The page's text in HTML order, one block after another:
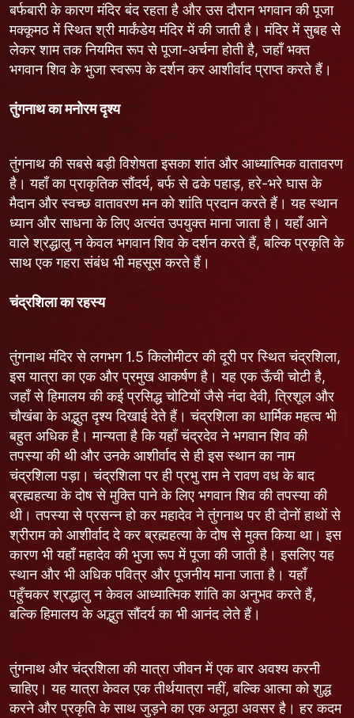
बर्फबारी के कारण मंदिर बंद रहता है और उस दौरान भगवान की पूजा
मक्कूमठ में स्थित श्री मार्कंडेय मंदिर में की जाती है। मंदिर में सुबह से
लेकर शाम तक नियमित रूप से पूजा-अर्चना होती है, जहाँ भक्त
भगवान शिव के भुजा स्वरूप के दर्शन कर आशीर्वाद प्राप्त करते हैं।
तुंगनाथ का मनोरम दृश्य
तुंगनाथ की सबसे बड़ी विशेषता इसका शांत और आध्यात्मिक वातावरण
है। यहाँ का प्राकृतिक सौंदर्य, बर्फ से ढके पहाड़, हरे-भरे घास के
मैदान और स्वच्छ वातावरण मन को शांति प्रदान करते हैं। यह स्थान
ध्यान और साधना के लिए अत्यंत उपयुक्त माना जाता है। यहाँ आने
वाले श्रद्धालु न केवल भगवान शिव के दर्शन करते हैं, बल्कि प्रकृति के
साथ एक गहरा संबंध भी महसूस करते हैं।
चंद्रशिला का रहस्य
तुंगनाथ मंदिर से लगभग 1.5 किलोमीटर की दूरी पर स्थित चंद्रशिला,
इस यात्रा का एक और प्रमुख आकर्षण है। यह एक ऊँची चोटी है,
जहाँ से हिमालय की कई प्रसिद्ध चोटियों जैसे नंदा देवी, त्रिशूल और
चौखंबा के अद्भुत दृश्य दिखाई देते हैं। चंद्रशिला का धार्मिक महत्व भी
बहुत अधिक है। मान्यता है कि यहाँ चंद्रदेव ने भगवान शिव की
तपस्या की थी और उनके आशीर्वाद से ही इस स्थान का नाम
चंद्रशिला पड़ा। चंद्रशिला पर ही प्रभु राम ने रावण वध के बाद
ब्रह्महत्या के दोष से मुक्ति पाने के लिए भगवान शिव की तपस्या की
थी। तपस्या से प्रसन्न हो कर महादेव ने तुंगनाथ पर ही दोनों हाथों से
श्रीराम को आशीर्वाद दे कर ब्रह्महत्या के दोष से मुक्त किया था। इस
कारण भी यहाँ महादेव की भुजा रूप में पूजा की जाती है। इसलिए यह
स्थान और भी अधिक पवित्र और पूजनीय माना जाता है। यहाँ
पहुँचकर श्रद्धालु न केवल आध्यात्मिक शांति का अनुभव करते हैं,
बल्कि हिमालय के अद्भुत सौंदर्य का भी आनंद लेते हैं।
तुंगनाथ और चंद्रशिला की यात्रा जीवन में एक बार अवश्य करनी
चाहिए। यह यात्रा केवल एक तीर्थयात्रा नहीं, बल्कि आत्मा को शुद्ध
करने और प्रकृति के साथ जुड़ने का एक अनूठा अवसर है। हर कदम